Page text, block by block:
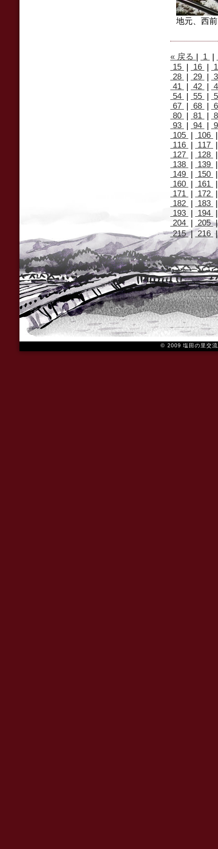
地元、西
« 戻る | 1 |
15 | 16 |
28 | 29 |
41 | 42 |
54 | 55 |
67 | 68 |
80 | 81 |
93 | 94 |
105 | 106
116 | 117
127 | 128
138 | 139
149 | 150
160 | 161
171 | 172
182 | 183
193 | 194
204 | 205
215|216
© 2009 塩田の里交